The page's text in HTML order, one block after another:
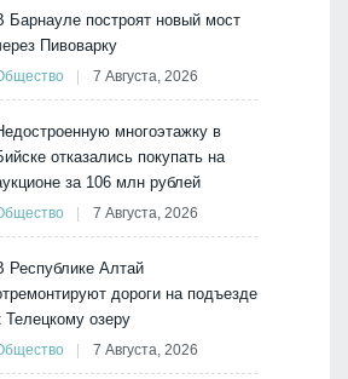
Барнауле построят новый мост
Пивоварку
7 Августа, 2026
многоэтажку в
отказались покупать на
за 106 млн рублей
7 Августа, 2026
Республике Алтай
дороги на подъезде
Телецкому озеру
7 Августа, 2026